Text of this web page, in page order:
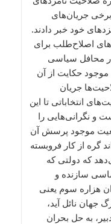
جریان‌های
خود خبر دادند.
اصلاح‌طلب برای
محافل سیاسی
حکایت از آن
جریان
انتخاباتی تا این
و نگرانی‌هایی را
موجود پرسش آن
گره از کار فروبسته
که دولتی که
سازنده و
هزاره سوم یعنی
نائل آید،
به حل بحران